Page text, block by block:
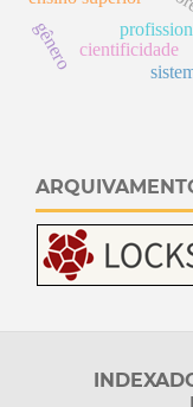
cientificidade
gênero